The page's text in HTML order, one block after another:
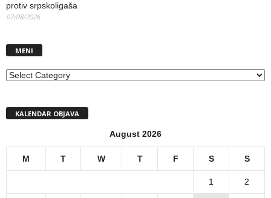
protiv srpskoligaša
07/08/2026
MENI
MENI
KALENDAR OBJAVA
August 2026
M T W T F S S
1 2